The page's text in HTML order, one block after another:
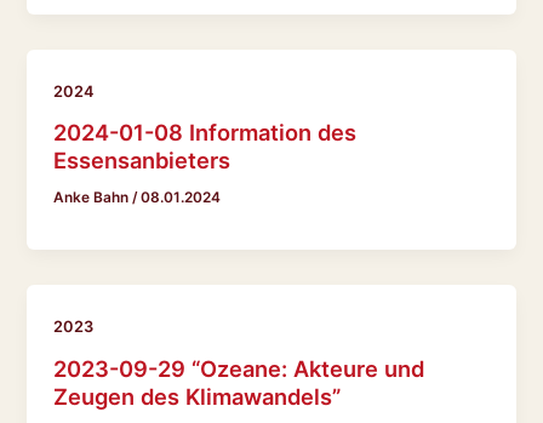
2024
2024-01-08 Information des
Essensanbieters
Anke Bahn/08.01.2024
2023
2023-09-29 “Ozeane: Akteure und
Zeugen des Klimawandels”